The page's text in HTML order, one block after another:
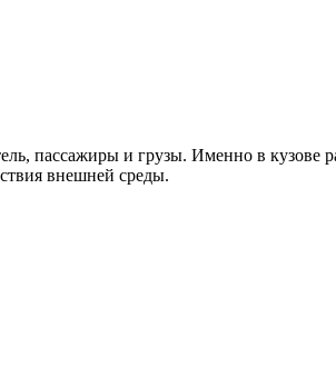
пассажиры и грузы. Именно в кузове
внешней среды.